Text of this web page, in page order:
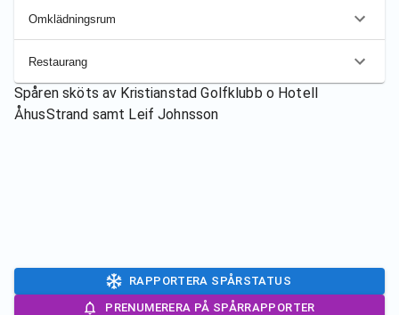
Omklädningsrum
Restaurang
Spåren sköts av Kristianstad Golfklubb o Hotell
ÅhusStrand samt Leif Johnsson
RAPPORTERA SPÅRSTATUS
PRENUMERERA PÅ SPÅRRAPPORTER